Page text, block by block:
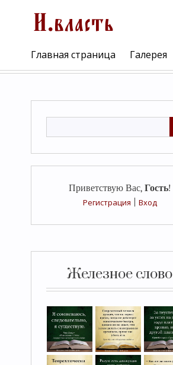
Главная страница Галерея
Приветствую Вас, Гость!
Регистрация
Вход
Железное слово